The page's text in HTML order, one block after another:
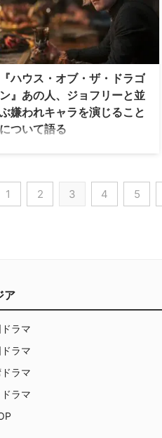
統治する〈ターガリエン家〉の王位
承争いを描いた『ハウス・オブ・
・ドラゴン』。3月15日（水）よ
り、シーズン1の4K UHD、ブルーレ
、DVDの各コンプリート・ボックス
の発売とDVDレンタルが開始。これを
記念して、ラリス・ストロング役を演
じたマシュー・ニーダムにインタビュ
ー！ 『ハウス・オブ・ザ・ドラゴ
ン』の撮影現場、印象的なシーンや注
『ハウス・オブ・ザ・ドラゴ
ン』あの人、ジョフリーと並
ぶ嫌われキャラを演じること
について語る
で出演するトム・グリン＝カーニー
、嫌われキャラを演じることについ
は、二人の“王”が顔を揃えた。本家で
ジョフリー・バラシオンを演じたジャ
・ドラゴン』でエイゴン・ターガリ
ン2世 …
1 2 3 4 5
ア
ラマ
ラマ
ラマ
ラマ